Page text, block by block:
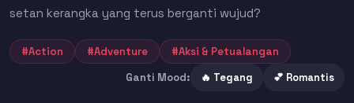
setan kerangka yang terus berganti wujud?
#Action #Adventure
#Aksi & Petualangan
Ganti Mood:
🔥 Tegang 💕 Romantis